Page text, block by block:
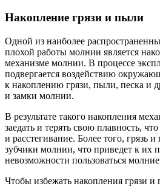
Накопление грязи и пыли
Одной из наиболее
плохой работы молнии является
механизме молнии. В процессе
подвергается воздействию
к накоплению грязи, пыли, песка и
и замки молнии.
В результате такого накопления
заедать и терять свою плавность,
и расстегивание. Более того, грязь
зубчики молнии, что приведет к их
невозможности пользоваться
Чтобы избежать накопления грязи